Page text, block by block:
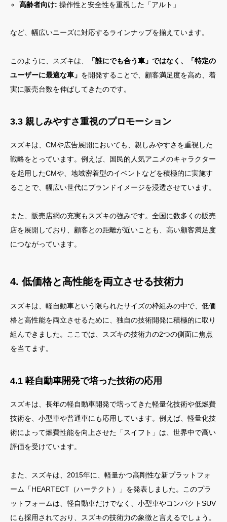
高齢者向け: 操作性と安全性を重視した「アルト」
など、幅広いニーズに対応するラインナップを揃えています。
このように、スズキは、
「誰にでも合う車」ではなく、「特定の
ユーザーに最適な車」 を開発することで、顧客満足度を高め、着
実に販売台数を伸ばしてきたのです。
3.3 親しみやすさ重視のプロモーション
スズキは、CMや広告展開においても、親しみやすさを重視した
戦略をとっています。例えば、国民的人気アニメのキャラクター
を起用したCMや、地域密着型のイベントなどを積極的に実施す
ることで、幅広い世代にブランドイメージを浸透させています。
また、販売店網の充実もスズキの強みです。全国に数多くの販売
店を展開しており、顧客との距離が近いことも、高い顧客満足度
につながっています。
4. 低価格と高性能を両立させる技術力
スズキは、軽自動車という限られたサイズの枠組みの中で、低価
格と高性能を両立させるために、独自の技術開発に積極的に取り
組んできました。ここでは、スズキの技術力の2つの側面に焦点
を当てます。
4.1 軽自動車開発で培った技術の応用
スズキは、長年の軽自動車開発で培ってきた軽量化技術や低燃費
技術を、小型車や普通車にも応用しています。例えば、軽量化技
術によって燃費性能を向上させた「スイフト」は、世界中で高い
評価を受けています。
また、スズキは、2015年に、軽量かつ高剛性な新プラットフォ
ーム「HEARTECT（ハーテクト）」を発表しました。このプラ
ットフォームは、軽自動車だけでなく、小型車やコンパクトSUV
にも採用されており、スズキの技術力の象徴と言えるでしょう。